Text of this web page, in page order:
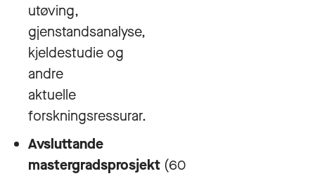
utøving,
gjenstandsanalyse,
kjeldestudie og
andre
aktuelle
forskningsressurar.
Avsluttande
mastergradsprosjekt (60